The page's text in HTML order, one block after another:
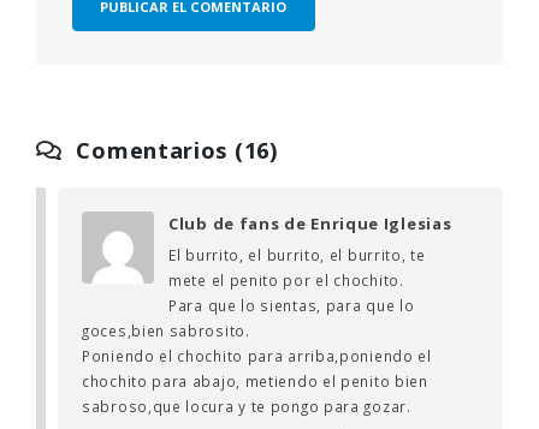
Comentarios (16)
Club de fans de Enrique Iglesias
El burrito, el burrito, el burrito, te
mete el penito por el chochito.
Para que lo sientas, para que lo
goces,bien sabrosito.
Poniendo el chochito para arriba,poniendo el
chochito para abajo, metiendo el penito bien
sabroso,que locura y te pongo para gozar.